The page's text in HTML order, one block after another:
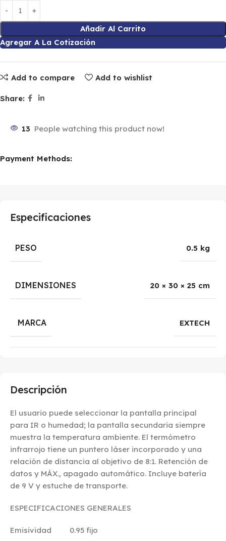
Añadir Al Carrito
Agregar A La Cotización
Add to compare Add to wishlist
Share:
13 People watching this product now!
Payment Methods:
Descripción
El usuario puede seleccionar la pantalla principal
para IR o humedad; la pantalla secundaria siempre
muestra la temperatura ambiente. El termómetro
infrarrojo tiene un puntero láser incorporado y una
relación de distancia al objetivo de 8:1. Retención de
datos y MÁX., apagado automático. Incluye batería
de 9 V y estuche de transporte.
ESPECIFICACIONES GENERALES
Emisividad 0.95 fijo
Especificaciones
PESO 0.5 kg
DIMENSIONES 20 × 30 × 25 cm
MARCA EXTECH